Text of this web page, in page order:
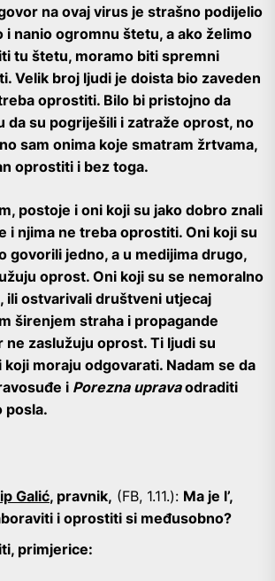
na ovaj virus je strašno podijelio
i nanio ogromnu štetu, a ako želimo
tu štetu, moramo biti spremni
Velik broj ljudi je doista bio zaveden
oprostiti. Bilo bi pristojno da
da su pogriješili i zatraže oprost, no
sam onima koje smatram žrtvama,
oprostiti i bez toga.
postoje i oni koji su jako dobro znali
i njima ne treba oprostiti. Oni koji su
govorili jedno, a u medijima drugo,
oprost. Oni koji su se nemoralno
ili ostvarivali društveni utjecaj
širenjem straha i propagande
ne zaslužuju oprost. Ti ljudi su
koji moraju odgovarati. Nadam se da
i Porezna upravaodraditi
posla.
Galić, pravnik, (FB, 1.11.): Ma je l’,
i oprostiti si međusobno?
primjerice: